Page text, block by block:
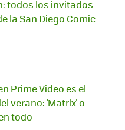
todos los invitados
la San Diego Comic-
Prime Video es el
verano: 'Matrix' o
todo